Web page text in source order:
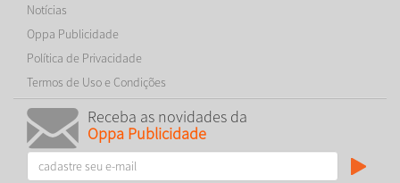
Notícias
Oppa Publicidade
Política de Privacidade
Termos de Uso e Condições
Receba as novidades da
Oppa Publicidade